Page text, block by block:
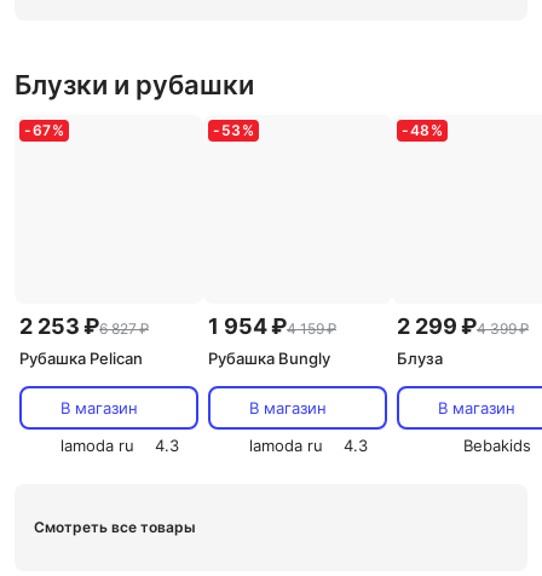
Блузки и рубашки
-67%
2 253 ₽6 827 ₽
Рубашка Pelican
В магазин
lamoda ru
4.3
- 53 %
1 954 ₽4 159 ₽
Рубашка Bungly
В магазин
lamoda ru
4.3
-48 %
2 299 ₽4 399 ₽
Блуза
В магазин
Bebakids
Смотреть все товары